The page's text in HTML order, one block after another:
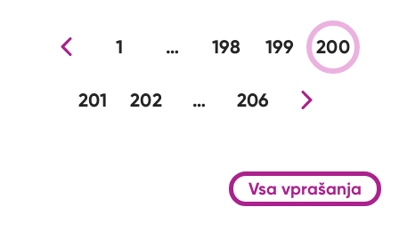
Prejšnja stran
1 … 198 199 200
201 202 … 206Nova stran
Vsa vprašanja